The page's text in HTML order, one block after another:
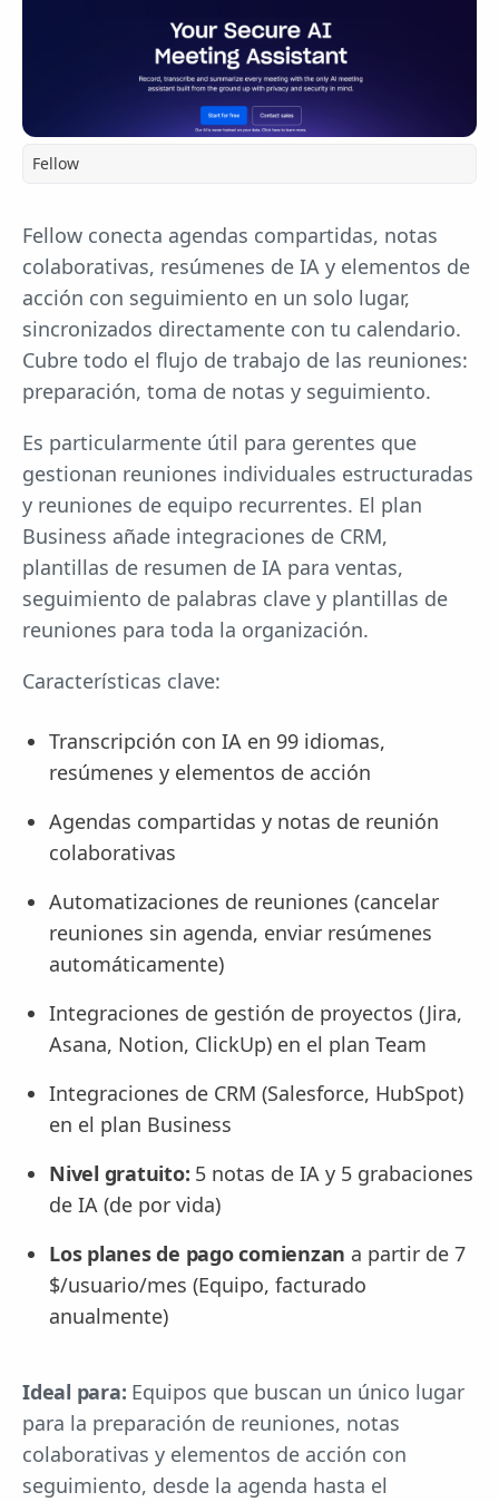
Fellow
Fellow conecta agendas compartidas, notas
colaborativas, resúmenes de IA y elementos de
acción con seguimiento en un solo lugar,
sincronizados directamente con tu calendario.
Cubre todo el flujo de trabajo de las reuniones:
preparación, toma de notas y seguimiento.
Es particularmente útil para gerentes que
gestionan reuniones individuales estructuradas
y reuniones de equipo recurrentes. El plan
Business añade integraciones de CRM,
plantillas de resumen de IA para ventas,
seguimiento de palabras clave y plantillas de
reuniones para toda la organización.
Características clave:
Transcripción con IA en 99 idiomas,
resúmenes y elementos de acción
Agendas compartidas y notas de reunión
colaborativas
Automatizaciones de reuniones (cancelar
reuniones sin agenda, enviar resúmenes
automáticamente)
Integraciones de gestión de proyectos (Jira,
Asana, Notion, ClickUp) en el plan Team
Integraciones de CRM (Salesforce, HubSpot)
en el plan Business
Nivel gratuito: 5 notas de IA y 5 grabaciones
de IA (de por vida)
Los planes de pago comienzan a partir de 7
$/usuario/mes (Equipo, facturado
anualmente)
Ideal para: Equipos que buscan un único lugar
para la preparación de reuniones, notas
colaborativas y elementos de acción con
seguimiento, desde la agenda hasta el